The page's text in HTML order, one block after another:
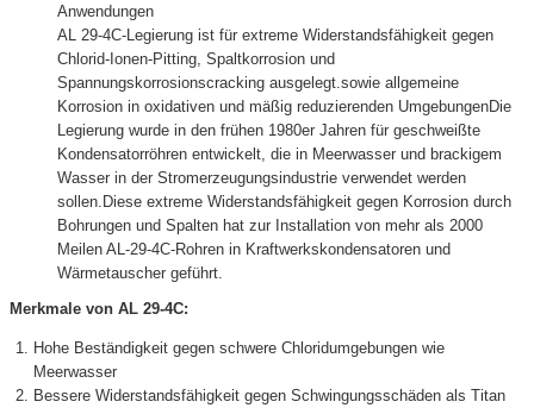
Anwendungen
AL 29-4C-Legierung ist für extreme Widerstandsfähigkeit gegen
Chlorid-Ionen-Pitting, Spaltkorrosion und
Spannungskorrosionscracking ausgelegt.sowie allgemeine
Korrosion in oxidativen und mäßig reduzierenden UmgebungenDie
Legierung wurde in den frühen 1980er Jahren für geschweißte
Kondensatorröhren entwickelt, die in Meerwasser und brackigem
Wasser in der Stromerzeugungsindustrie verwendet werden
sollen.Diese extreme Widerstandsfähigkeit gegen Korrosion durch
Bohrungen und Spalten hat zur Installation von mehr als 2000
Meilen AL-29-4C-Rohren in Kraftwerkskondensatoren und
Wärmetauscher geführt.
Merkmale von AL 29-4C:
Hohe Beständigkeit gegen schwere Chloridumgebungen wie
Meerwasser
Bessere Widerstandsfähigkeit gegen Schwingungsschäden als Titan